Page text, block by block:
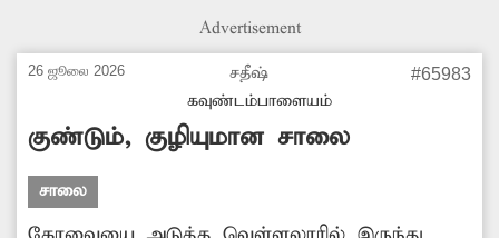
இதனால் பொதுமக்கள் வெளியிடங்களில் அதிக
மேற்கொள்ள வேண்டிய நிலை உள்ளது. எனவே
சுகாதார நிலையத்திலேயே அந்த சேவைகள்
தடையின்றி கிடைக்க அதிகாரிகள் நடவடிக்கை
எடுக்க வேண்டும்.
Advertisement
26 ஜூலை 2026
சதீஷ்
கவுண்டம்பாளையம்
#65983
குண்டும், குழியுமான சாலை
சாலை